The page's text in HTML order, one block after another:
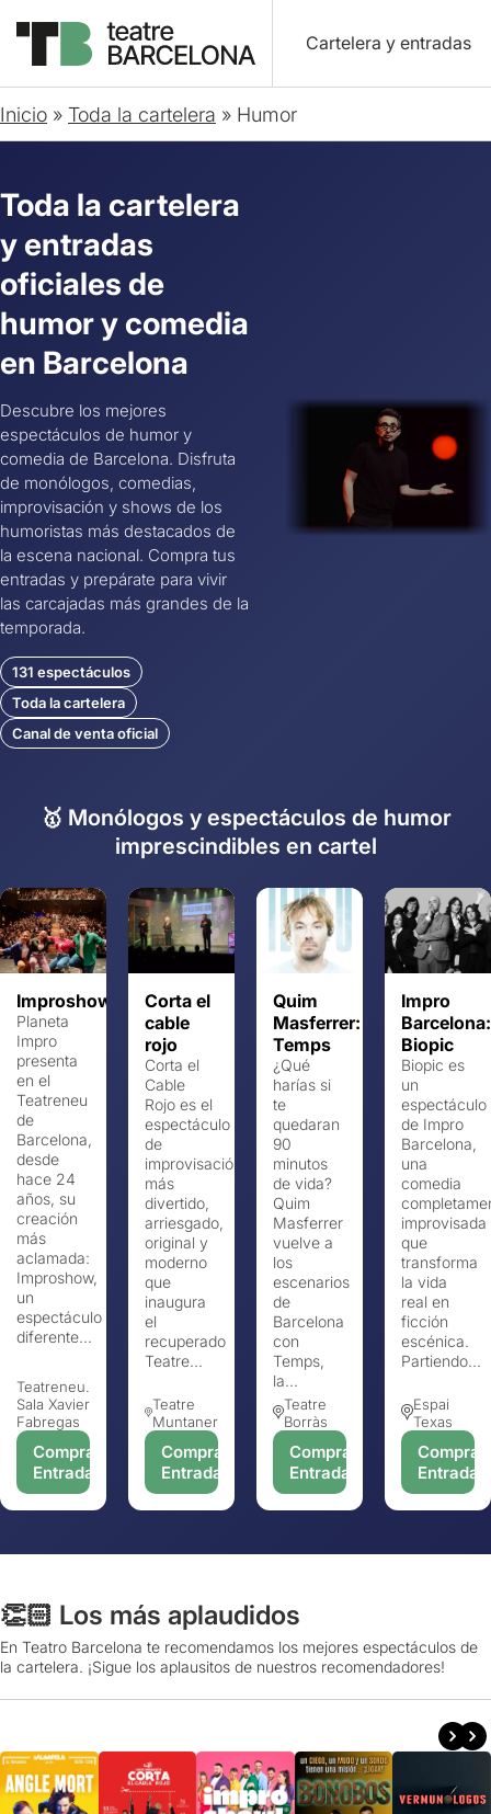
Cartelera y entradas
Inicio » Toda la cartelera » Humor
Toda la cartelera
y entradas
oficiales de
humor y comedia
en Barcelona
Descubre los mejores
espectáculos de humor y
comedia de Barcelona. Disfruta
de monólogos, comedias,
improvisación y shows de los
humoristas más destacados de
la escena nacional. Compra tus
entradas y prepárate para vivir
las carcajadas más grandes de la
temporada.
131 espectáculos
Toda la cartelera
Canal de venta oficial
🥇 Monólogos y espectáculos de humor
imprescindibles en cartel
Improshow
Planeta
Impro
presenta
en el
Teatreneu
de
Barcelona,
​​desde
hace 24
años, su
creación
más
aclamada:
Improshow,
un
espectáculo
diferente...
Teatreneu.
Sala Xavier
Fabregas
Comprar
Entradas
Corta el
cable
rojo
Corta el
Cable
Rojo es el
espectáculo
de
improvisación
más
divertido,
arriesgado,
original y
moderno
que
inaugura
el
recuperado
Teatre...
Teatre
Muntaner
Comprar
Entradas
Quim
Masferrer:
Temps
¿Qué
harías si
te
quedaran
90
minutos
de vida?
Quim
Masferrer
vuelve a
los
escenarios
de
Barcelona
con
Temps,
la...
Teatre
Borràs
Comprar
Entradas
Impro
Barcelona:
Biopic
Biopic es
un
espectáculo
de Impro
Barcelona,
​​una
comedia
improvisada
que
transforma
la vida
real en
ficción
escénica.
Partiendo...
Espai
Texas
Comprar
Entradas
👏🏻 Los más aplaudidos
En Teatro Barcelona te recomendamos los mejores espectáculos de
la cartelera. ¡Sigue los aplausitos de nuestros recomendadores!